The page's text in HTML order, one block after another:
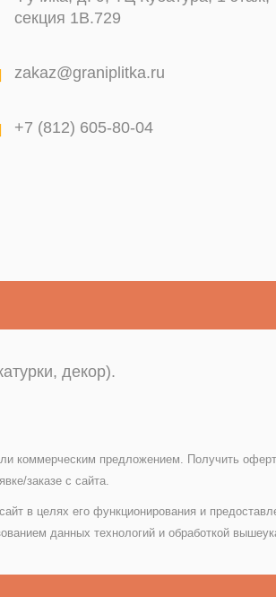
секция 1В.729
zakaz@graniplitka.ru
+7 (812) 605-80-04
декор).
коммерческим предложением. Получить
заказе с сайта.
в целях его функционирования и
данных технологий и обработкой